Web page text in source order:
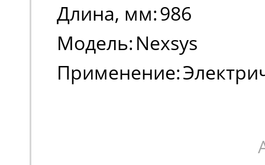
Длина, мм:986
Модель: Nexsys
Применение: